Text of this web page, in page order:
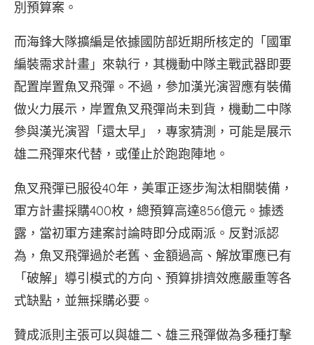
別預算案。
而海鋒大隊擴編是依據國防部近期所核定的「國軍
編裝需求計畫」來執行，其機動中隊主戰武器即要
配置岸置魚叉飛彈。不過，參加漢光演習應有裝備
做火力展示，岸置魚叉飛彈尚未到貨，機動二中隊
參與漢光演習「還太早」，專家猜測，可能是展示
雄二飛彈來代替，或僅止於跑跑陣地。
魚叉飛彈已服役40年，美軍正逐步淘汰相關裝備，
軍方計畫採購400枚，總預算高達856億元。據透
露，當初軍方建案討論時即分成兩派。反對派認
為，魚叉飛彈過於老舊、金額過高、解放軍應已有
「破解」導引模式的方向、預算排擠效應嚴重等各
式缺點，並無採購必要。
贊成派則主張可以與雄二、雄三飛彈做為多種打擊